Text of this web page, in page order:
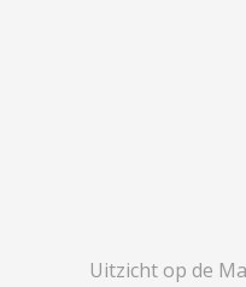
Uitzicht op de